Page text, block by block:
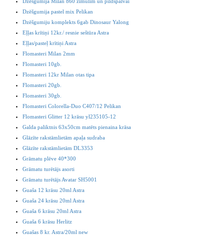
Dzēšgumija pastel mix Pelikan
Dzēšgumiju komplekts 6gab Dinosaur Yalong
Eļļas krītiņi 12kr./ resnie seštūra Astra
Eļļas/pasteļ krītiņi Astra
Flomasteri Milan 2mm
Flomasteri 10gb.
Flomasteri 12kr Milan otas tipa
Flomasteri 20gb.
Flomasteri 30gb.
Flomasteri Colorella-Duo C407/12 Pelikan
Flomasteri Glitter 12 krāsu yl235105-12
Galda paliktnis 63x50cm matēts pienaina krāsa
Glāzīte rakstāmlietām apaļa sudraba
Glāzīte rakstāmlietām DL3353
Grāmatu plēve 40*300
Grāmatu turētājs asorti
Grāmatu turētājs Avatar SH5001
Guaša 12 krāsu 20ml Astra
Guaša 24 krāsu 20ml Astra
Guaša 6 krāsu 20ml Astra
Guaša 6 krāsu Herlitz
Guašas 8 kr. Astra/20ml new